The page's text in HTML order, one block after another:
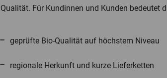
Qualität. Für Kundinnen und Kunden bedeutet
geprüfte Bio-Qualität auf höchstem Niveau
regionale Herkunft und kurze Lieferketten